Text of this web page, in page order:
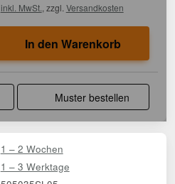
inkl. MwSt. , zzgl. Versandkosten
In den Warenkorb
Muster bestellen
1 – 2 Wochen
1 – 3 Werktage